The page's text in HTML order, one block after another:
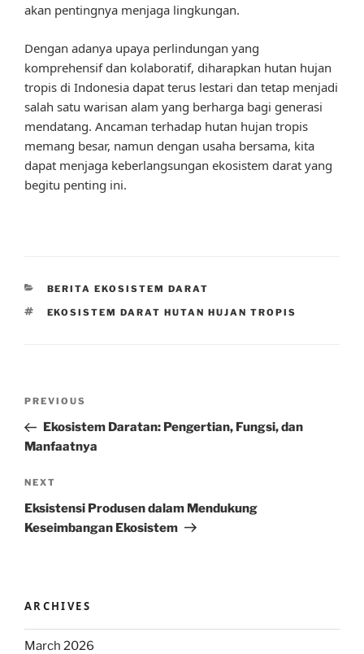
akan pentingnya menjaga lingkungan.
Dengan adanya upaya perlindungan yang
komprehensif dan kolaboratif, diharapkan hutan hujan
tropis di Indonesia dapat terus lestari dan tetap menjadi
salah satu warisan alam yang berharga bagi generasi
mendatang. Ancaman terhadap hutan hujan tropis
memang besar, namun dengan usaha bersama, kita
dapat menjaga keberlangsungan ekosistem darat yang
begitu penting ini.
CATEGORIES
BERITA EKOSISTEM DARAT
TAGS
EKOSISTEM DARAT HUTAN HUJAN TROPIS
Previous
Post
PREVIOUS
Ekosistem Daratan: Pengertian, Fungsi, dan
Manfaatnya
Next
Post
NEXT
Eksistensi Produsen dalam Mendukung
Keseimbangan Ekosistem
ARCHIVES
March 2026